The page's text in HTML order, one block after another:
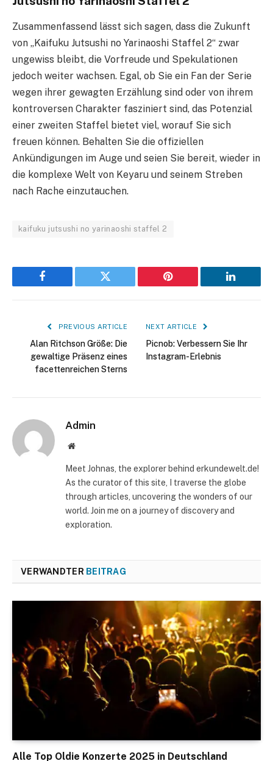
Zusammenfassend lässt sich sagen, dass die Zukunft
von „Kaifuku Jutsushi no Yarinaoshi Staffel 2“ zwar
ungewiss bleibt, die Vorfreude und Spekulationen
jedoch weiter wachsen. Egal, ob Sie ein Fan der Serie
wegen ihrer gewagten Erzählung sind oder von ihrem
kontroversen Charakter fasziniert sind, das Potenzial
einer zweiten Staffel bietet viel, worauf Sie sich
freuen können. Behalten Sie die offiziellen
Ankündigungen im Auge und seien Sie bereit, wieder in
die komplexe Welt von Keyaru und seinem Streben
nach Rache einzutauchen.
kaifuku jutsushi no yarinaoshi staffel 2
Facebook Twitter Pinterest LinkedIn
PREVIOUS ARTICLE
Alan Ritchson Größe: Die
gewaltige Präsenz eines
facettenreichen Sterns
NEXT ARTICLE
Picnob: Verbessern Sie Ihr
Instagram-Erlebnis
Admin
Website
Meet Johnas, the explorer behind erkundewelt.de!
As the curator of this site, I traverse the globe
through articles, uncovering the wonders of our
world. Join me on a journey of discovery and
exploration.
VERWANDTER BEITRAG
Alle Top Oldie Konzerte 2025 in Deutschland